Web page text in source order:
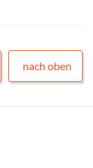
nach oben